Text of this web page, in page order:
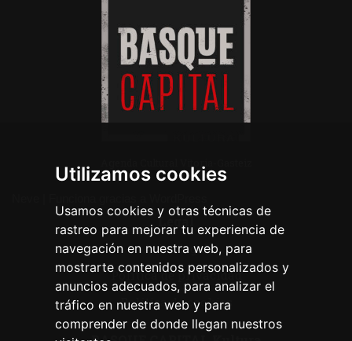
Utilizamos cookies
Usamos cookies y otras técnicas de
rastreo para mejorar tu experiencia de
navegación en nuestra web, para
mostrarte contenidos personalizados y
anuncios adecuados, para analizar el
tráfico en nuestra web y para
comprender de donde llegan nuestros
Legal
Aviso legal
Política de privacidad
Política de cookies